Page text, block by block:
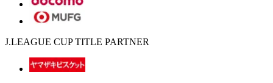
J.LEAGUE CUP TITLE PARTNER